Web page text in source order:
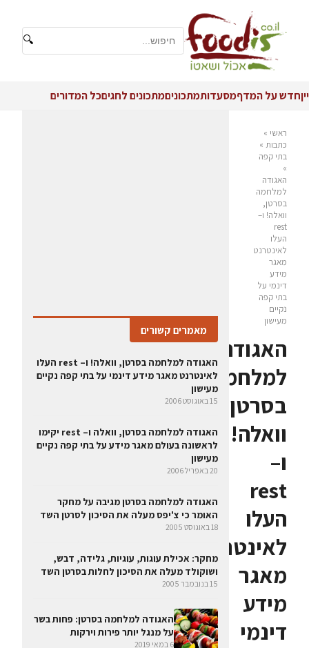
🔍
ייןחדש על המדףמסעדותמתכוניםמתכונים לחגיםכל המדורים
ראשי »
כתבות »
בתי קפה
»
האגודה
למלחמה
בסרטן,
וואלה! ו–
rest
העלו
לאינטרנט
מאגר
מידע
דינמי על
בתי קפה
נקיים
מעישון
האגודה
למלחמה
בסרטן,
וואלה!
ו–
rest
העלו
לאינטרנט
מאגר
מידע
דינמי
מאמרים קשורים
האגודה למלחמה בסרטן, וואלה! ו– rest העלו
לאינטרנט מאגר מידע דינמי על בתי קפה נקיים
מעישון
15 באוגוסט 2006
האגודה למלחמה בסרטן, וואלה ו– rest יקימו
לראשונה בעולם מאגר מידע על בתי קפה נקיים
מעישון
20 באפריל 2006
האגודה למלחמה בסרטן מגיבה על מחקר
האומר כי צ'יפס מעלה את הסיכון לסרטן השד
18 באוגוסט 2005
מחקר: אכילת עוגות, עוגיות, גלידה, דבש,
ושוקולד מעלה את הסיכון לחלות בסרטן השד
15 בנובמבר 2005
האגודה למלחמה בסרטן: פחות בשר
על מנגל יותר פירות וירקות
6 במאי 2019